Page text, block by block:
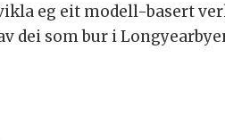
eg eit modell-basert
dei som bur i